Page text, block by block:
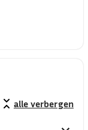
alle verbergen